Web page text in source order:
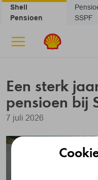
Navigatie overslaan
Shell
Pensioen
SSPF
Een sterk
pensioen bij
7 juli 2026